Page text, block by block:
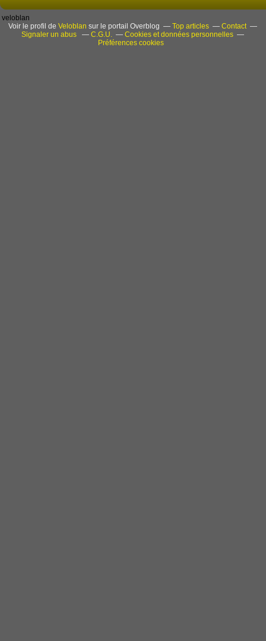
veloblan
Voir le profil deVeloblan sur le portail Overblog Top articles
Contact
Signaler un abus
C.G.U.
Cookies et données personnelles
Préférences cookies